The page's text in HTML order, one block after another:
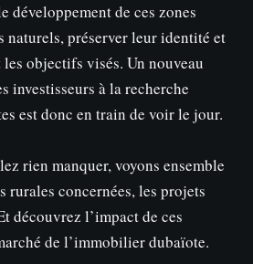
développement de ces zones
naturels, préserver leur identité et
objectifs visés. Un nouveau
investisseurs à la recherche
est donc en train de voir le jour.
rien manquer, voyons ensemble
rurales concernées, les projets
découvrez l’impact de ces
de l’immobilier dubaïote.